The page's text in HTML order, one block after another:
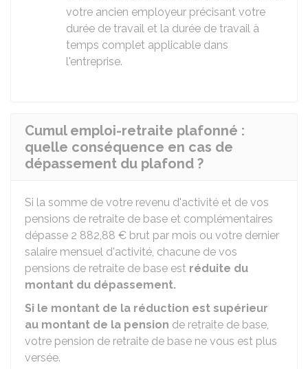
votre ancien employeur précisant votre
durée de travail et la durée de travail à
temps complet applicable dans
l'entreprise.
Cumul emploi-retraite plafonné :
quelle conséquence en cas de
dépassement du plafond ?
Si la somme de votre revenu d'activité et de vos
pensions de retraite de base et complémentaires
dépasse 2 882,88 € brut par mois ou votre dernier
salaire mensuel d'activité, chacune de vos
pensions de retraite de base est réduite du
montant du dépassement.
Si le montant de la réduction est supérieur
au montant de la pension de retraite de base,
votre pension de retraite de base ne vous est plus
versée.